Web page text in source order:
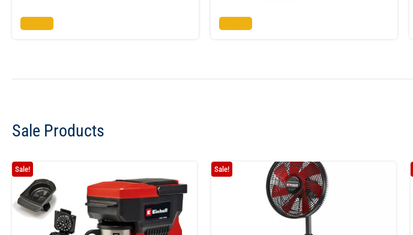
Sale Products
Sale! Sale!